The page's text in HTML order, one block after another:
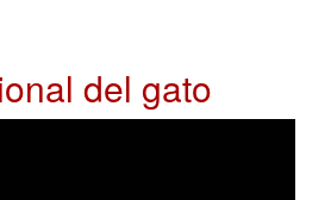
del gato